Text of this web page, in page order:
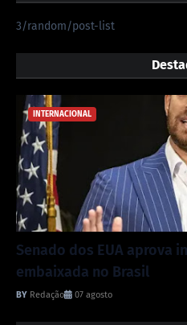
3/random/post-list
INTERNACIONAL
Senado dos EUA aprova
embaixada no Brasil
Redação 07 agosto